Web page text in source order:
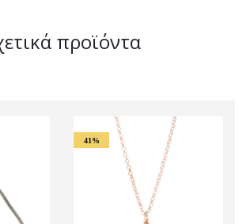
προϊόντα
41%